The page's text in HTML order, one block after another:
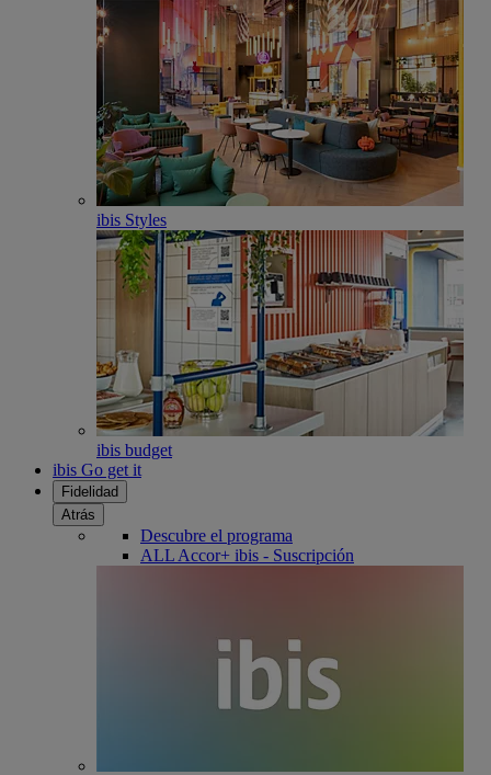
ibis Styles
ibis budget
ibis Go get it
Fidelidad
Atrás
Descubre el programa
ALL Accor+ ibis - Suscripción